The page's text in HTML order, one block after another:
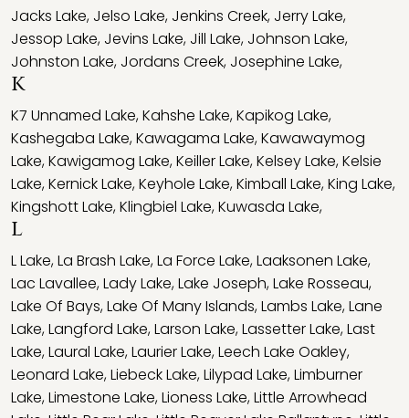
Jacks Lake, Jelso Lake, Jenkins Creek, Jerry Lake,
Jessop Lake, Jevins Lake, Jill Lake, Johnson Lake,
Johnston Lake, Jordans Creek, Josephine Lake,
K
K7 Unnamed Lake,Kahshe Lake,Kapikog Lake,
Kashegaba Lake,Kawagama Lake,Kawawaymog
Lake,Kawigamog Lake,Keiller Lake,Kelsey Lake,Kelsie
Lake,Kernick Lake,Keyhole Lake,Kimball Lake,King Lake,
Kingshott Lake,Klingbiel Lake,Kuwasda Lake,
L
L Lake,La Brash Lake,La Force Lake,Laaksonen Lake,
Lac Lavallee,Lady Lake,Lake Joseph,Lake Rosseau,
Lake Of Bays,Lake Of Many Islands,Lambs Lake,Lane
Lake,Langford Lake,Larson Lake,Lassetter Lake,Last
Lake,Laural Lake,Laurier Lake,Leech Lake Oakley,
Leonard Lake,Liebeck Lake,Lilypad Lake,Limburner
Lake,Limestone Lake,Lioness Lake,Little Arrowhead